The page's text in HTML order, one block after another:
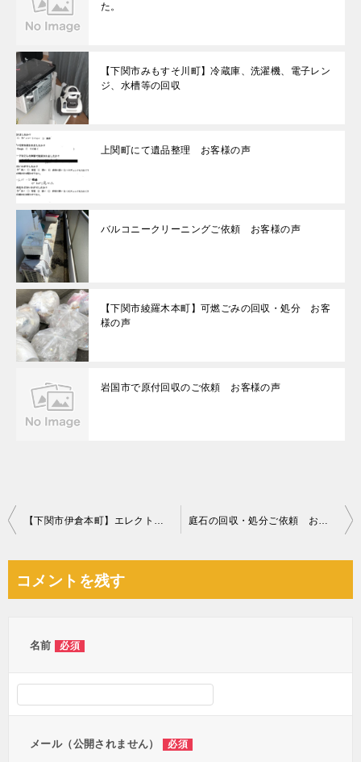
た。
【下関市みもすそ川町】冷蔵庫、洗濯機、電子レン
ジ、水槽等の回収
上関町にて遺品整理 お客様の声
バルコニークリーニングご依頼 お客様の声
【下関市綾羅木本町】可燃ごみの回収・処分 お客
様の声
岩国市で原付回収のご依頼 お客様の声
投
ビ
【下関市伊倉本町】エレクトーンの回収・処分ご依頼 お客様の声 庭石の回収・処分ご依頼 お客様の声
コメントを残す
名前 必須
メール（公開されません） 必須